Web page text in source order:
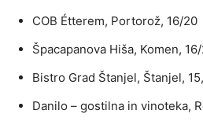
COB Étterem, Portorož, 16/20
Špacapanova Hiša, Komen,
Bistro Grad Štanjel, Štanjel,
Danilo – gostilna in vinoteka,